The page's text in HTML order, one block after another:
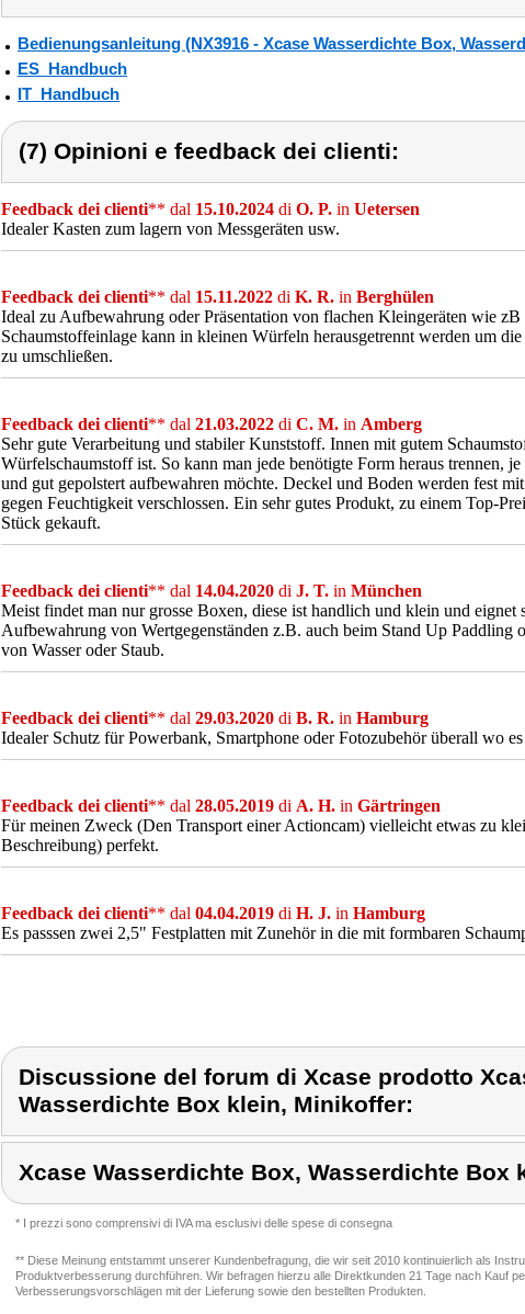
Bedienungsanleitung (NX3916 - Xcase Wasserdichte Box,
ES_Handbuch
IT_Handbuch
(7) Opinioni e feedback dei clienti:
Feedback dei clienti** dal 15.10.2024 di O. P. in Uetersen
Idealer Kasten zum lagern von Messgeräten usw.
Feedback dei clienti** dal 15.11.2022 di K. R. in Berghülen
Ideal zu Aufbewahrung oder Präsentation von flachen Kleingeräten wie
Schaumstoffeinlage kann in kleinen Würfeln herausgetrennt werden um
zu umschließen.
Feedback dei clienti** dal 21.03.2022 di C. M. in Amberg
Sehr gute Verarbeitung und stabiler Kunststoff. Innen mit gutem
Würfelschaumstoff ist. So kann man jede benötigte Form heraus trennen,
und gut gepolstert aufbewahren möchte. Deckel und Boden werden fest
gegen Feuchtigkeit verschlossen. Ein sehr gutes Produkt, zu einem Top-
Stück gekauft.
Feedback dei clienti** dal 14.04.2020 di J. T. in München
Meist findet man nur grosse Boxen, diese ist handlich und klein und eignet
Aufbewahrung von Wertgegenständen z.B. auch beim Stand Up Paddling
von Wasser oder Staub.
Feedback dei clienti** dal 29.03.2020 di B. R. in Hamburg
Idealer Schutz für Powerbank, Smartphone oder Fotozubehör überall wo
Feedback dei clienti** dal 28.05.2019 di A. H. in Gärtringen
Für meinen Zweck (Den Transport einer Actioncam) vielleicht etwas zu
Beschreibung) perfekt.
Feedback dei clienti** dal 04.04.2019 di H. J. in Hamburg
Es passsen zwei 2,5" Festplatten mit Zunehör in die mit formbaren
Discussione del forum di Xcase prodotto
Wasserdichte Box klein, Minikoffer:
Xcase Wasserdichte Box, Wasserdichte Box
* I prezzi sono comprensivi di IVA ma esclusivi delle spese di consegna
** Diese Meinung entstammt unserer Kundenbefragung, die wir seit 2010 kontinuierlich als
Produktverbesserung durchführen. Wir befragen hierzu alle Direktkunden 21 Tage nach Kauf
Verbesserungsvorschlägen mit der Lieferung sowie den bestellten Produkten.